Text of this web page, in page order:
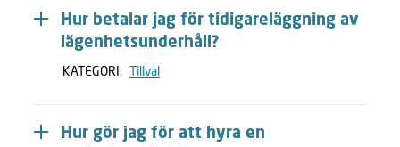
Hur betalar jag för tidigareläggning av
lägenhetsunderhåll?
KATEGORI: Tillval
Hur gör jag för att hyra en